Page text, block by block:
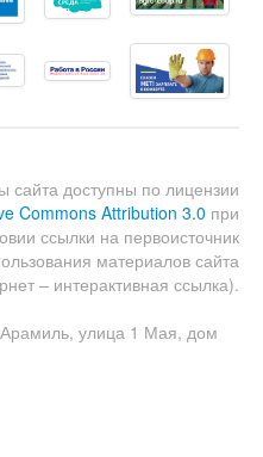
сайта доступны по лицензии
Commons Attribution 3.0 при
ссылки на первоисточник
материалов сайта
– интерактивная ссылка).
Арамиль, улица 1 Мая, дом